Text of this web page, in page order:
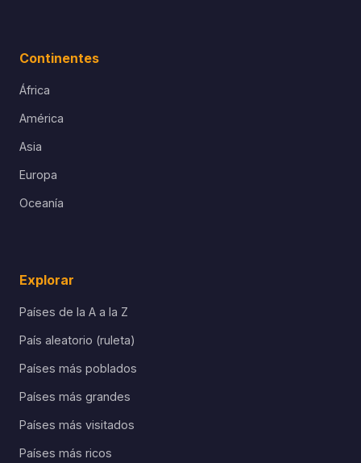
Continentes
África
América
Asia
Europa
Oceanía
Explorar
Países de la A a la Z
País aleatorio (ruleta)
Países más poblados
Países más grandes
Países más visitados
Países más ricos